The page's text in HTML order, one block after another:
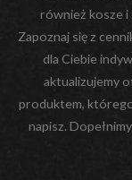
również kosze i
Zapoznaj się z
dla Ciebie
aktualizujemy
produktem,
napisz.